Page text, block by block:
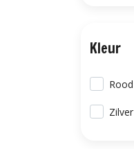
Kleur
Rood
Zilver